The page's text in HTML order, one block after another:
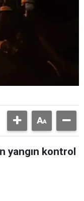
yangın kontrol